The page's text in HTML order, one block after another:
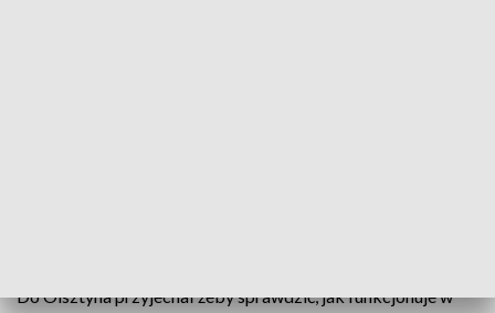
Do Olsztyna przyjechał żeby sprawdzić, jak funkcjonuje w